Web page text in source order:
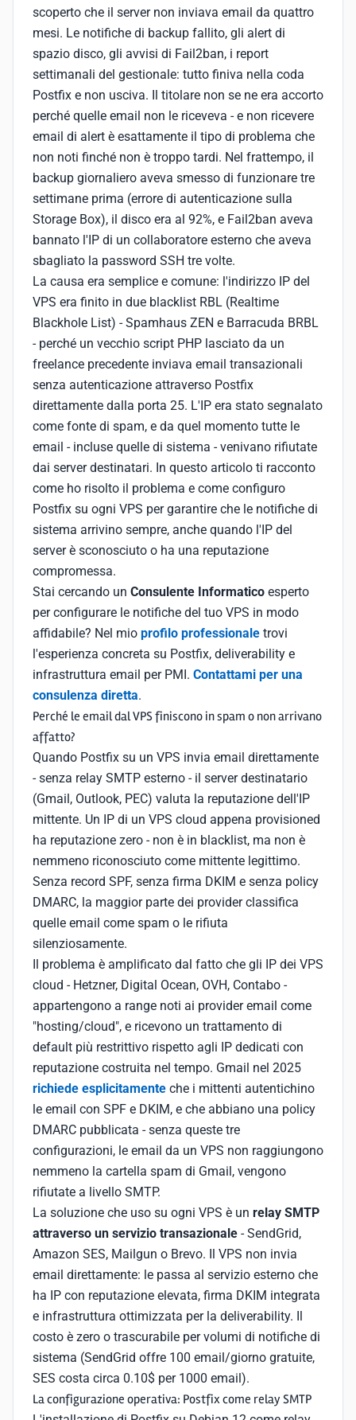
scoperto che il server non inviava email da quattro
mesi. Le notifiche di backup fallito, gli alert di
spazio disco, gli avvisi di Fail2ban, i report
settimanali del gestionale: tutto finiva nella coda
Postfix e non usciva. Il titolare non se ne era accorto
perché quelle email non le riceveva - e non ricevere
email di alert è esattamente il tipo di problema che
non noti finché non è troppo tardi. Nel frattempo, il
backup giornaliero aveva smesso di funzionare tre
settimane prima (errore di autenticazione sulla
Storage Box), il disco era al 92%, e Fail2ban aveva
bannato l'IP di un collaboratore esterno che aveva
sbagliato la password SSH tre volte.
La causa era semplice e comune: l'indirizzo IP del
VPS era finito in due blacklist RBL (Realtime
Blackhole List) - Spamhaus ZEN e Barracuda BRBL
- perché un vecchio script PHP lasciato da un
freelance precedente inviava email transazionali
senza autenticazione attraverso Postfix
direttamente dalla porta 25. L'IP era stato segnalato
come fonte di spam, e da quel momento tutte le
email - incluse quelle di sistema - venivano rifiutate
dai server destinatari. In questo articolo ti racconto
come ho risolto il problema e come configuro
Postfix su ogni VPS per garantire che le notifiche di
sistema arrivino sempre, anche quando l'IP del
server è sconosciuto o ha una reputazione
compromessa.
Stai cercando un Consulente Informatico esperto
per configurare le notifiche del tuo VPS in modo
affidabile? Nel mio profilo professionale trovi
l'esperienza concreta su Postfix, deliverability e
infrastruttura email per PMI. Contattami per una
consulenza diretta.
Perché le email dal VPS finiscono in spam o non arrivano
affatto?
Quando Postfix su un VPS invia email direttamente
- senza relay SMTP esterno - il server destinatario
(Gmail, Outlook, PEC) valuta la reputazione dell'IP
mittente. Un IP di un VPS cloud appena provisioned
ha reputazione zero - non è in blacklist, ma non è
nemmeno riconosciuto come mittente legittimo.
Senza record SPF, senza firma DKIM e senza policy
DMARC, la maggior parte dei provider classifica
quelle email come spam o le rifiuta
silenziosamente.
Il problema è amplificato dal fatto che gli IP dei VPS
cloud - Hetzner, Digital Ocean, OVH, Contabo -
appartengono a range noti ai provider email come
"hosting/cloud", e ricevono un trattamento di
default più restrittivo rispetto agli IP dedicati con
reputazione costruita nel tempo. Gmail nel 2025
richiede esplicitamente che i mittenti autentichino
le email con SPF e DKIM, e che abbiano una policy
DMARC pubblicata - senza queste tre
configurazioni, le email da un VPS non raggiungono
nemmeno la cartella spam di Gmail, vengono
rifiutate a livello SMTP.
La soluzione che uso su ogni VPS è un relay SMTP
attraverso un servizio transazionale - SendGrid,
Amazon SES, Mailgun o Brevo. Il VPS non invia
email direttamente: le passa al servizio esterno che
ha IP con reputazione elevata, firma DKIM integrata
e infrastruttura ottimizzata per la deliverability. Il
costo è zero o trascurabile per volumi di notifiche di
sistema (SendGrid offre 100 email/giorno gratuite,
SES costa circa 0.10$ per 1000 email).
La configurazione operativa: Postfix come relay SMTP